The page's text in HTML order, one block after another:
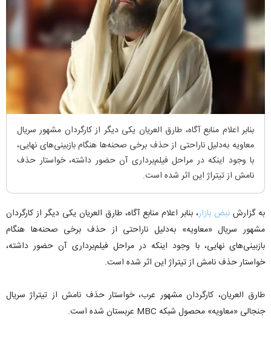
بنابر اعلام منابع آگاه، طارق العریان یکی دیگر از کارگردان مشهور سریال
معاویه به‌دلیل ناراحتی از حذف برخی صحنه‌ها هنگام بازبینی‌های نهایی،
با وجود اینکه در مراحل فیلم‌برداری آن حضور داشته، خواستار حذف
نامش از تیتراژ این اثر شده است.
به گزارش نبض بازار، بنابر اعلام منابع آگاه، طارق العریان یکی دیگر از کارگردان
مشهور سریال «معاویه» به‌دلیل ناراحتی از حذف برخی صحنه‌ها هنگام
بازبینی‌های نهایی، با وجود اینکه در مراحل فیلم‌برداری آن حضور داشته،
خواستار حذف نامش از تیتراژ این اثر شده است.
طارق العریان، کارگردان مشهور عرب، خواستار حذف نامش از تیتراژ سریال
جنجالی «معاویه» محصول شبکه MBC عربستان شده است.